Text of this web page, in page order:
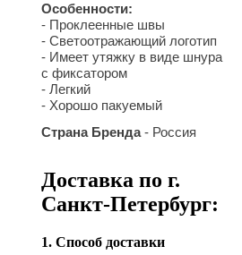
Особенности:
- Проклеенные швы
- Светоотражающий логотип
- Имеет утяжку в виде шнура
с фиксатором
- Легкий
- Хорошо пакуемый
Страна Бренда- Россия
Доставка по г.
Санкт-Петербург:
1. Способ доставки